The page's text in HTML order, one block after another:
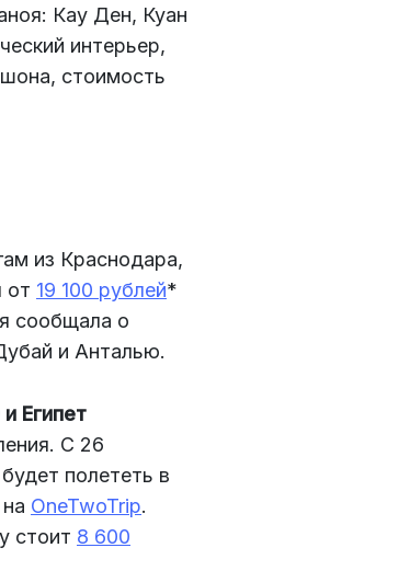
Кау Ден, Куан
интерьер,
стоимость
из Краснодара,
от 19 100 рублей*
сообщала о
и Анталью.
Египет
С 26
полететь в
OneTwoTrip.
стоит 8 600